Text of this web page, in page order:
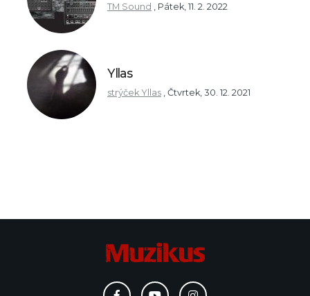
TM Sound Pátek, 11. 2. 2022
Yllas
strýček Yllas Čtvrtek, 30. 12. 2021